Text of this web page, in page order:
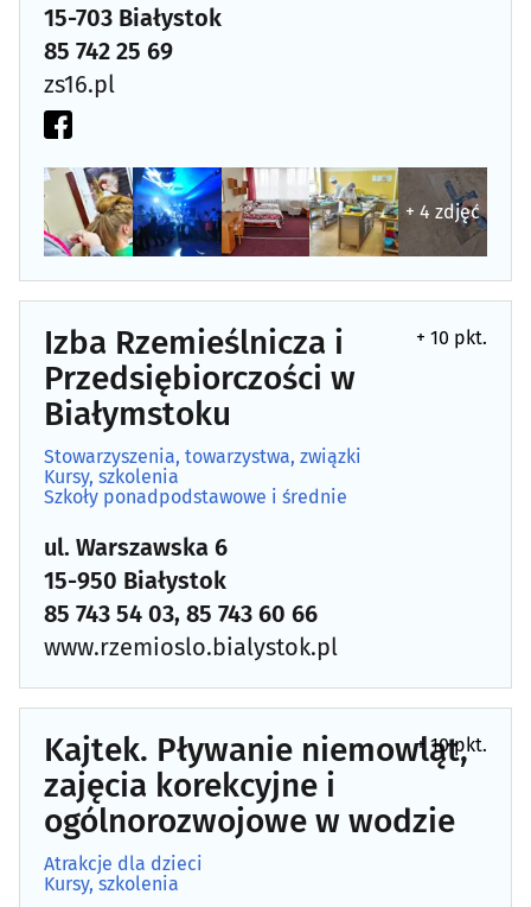
15-703 Białystok
85 742 25 69
zs16.pl
+ 4 zdjęć
+ 10 pkt.
Izba Rzemieślnicza i
Przedsiębiorczości w
Białymstoku
Stowarzyszenia, towarzystwa, związki
Kursy, szkolenia
Szkoły ponadpodstawowe i średnie
ul. Warszawska 6
15-950 Białystok
85 743 54 03, 85 743 60 66
www.rzemioslo.bialystok.pl
+ 10 pkt.
Kajtek. Pływanie niemowląt,
zajęcia korekcyjne i
ogólnorozwojowe w wodzie
Atrakcje dla dzieci
Kursy, szkolenia